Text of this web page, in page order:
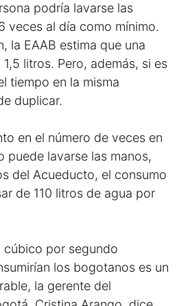
podría lavarse las
veces al día como mínimo.
la EAAB estima que una
litros. Pero, además, si es
tiempo en la misma
duplicar.
en el número de veces en
puede lavarse las manos,
del Acueducto, el consumo
de 110 litros de agua por
cúbico por segundo
los bogotanos es un
la gerente del